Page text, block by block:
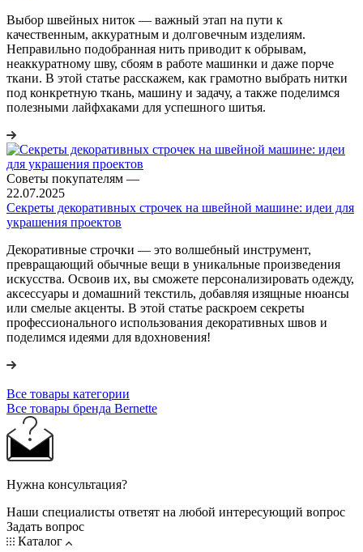
Выбор швейных ниток — важный этап на пути к
качественным, аккуратным и долговечным изделиям.
Неправильно подобранная нить приводит к обрывам,
неаккуратному шву, сбоям в работе машинки и даже порче
ткани. В этой статье расскажем, как грамотно выбрать нитки
под конкретную ткань, машину и задачу, а также поделимся
полезными лайфхаками для успешного шитья.
Советы покупателям —
22.07.2025
Секреты декоративных строчек на швейной машине: идеи для
украшения проектов
Декоративные строчки — это волшебный инструмент,
превращающий обычные вещи в уникальные произведения
искусства. Освоив их, вы сможете персонализировать одежду,
аксессуары и домашний текстиль, добавляя изящные нюансы
или смелые акценты. В этой статье раскроем секреты
профессионального использования декоративных швов и
поделимся идеями для вдохновения!
Все товары категории
Все товары бренда Bernette
Нужна консультация?
Наши специалисты ответят на любой интересующий вопрос
Задать вопрос
Каталог